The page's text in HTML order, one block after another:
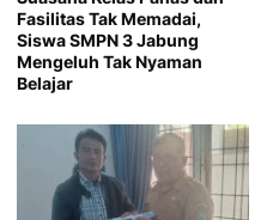
Fasilitas Tak Memadai,
Siswa SMPN 3 Jabung
Mengeluh Tak Nyaman
Belajar